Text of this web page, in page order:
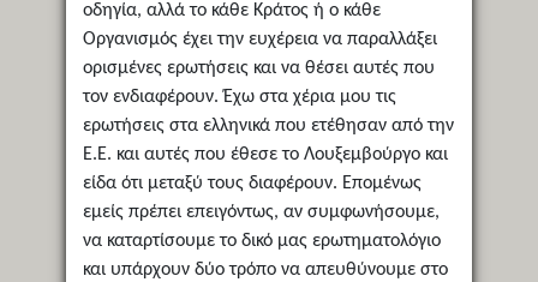
οδηγία, αλλά το κάθε Κράτος ή ο κάθε
Οργανισμός έχει την ευχέρεια να παραλλάξει
ορισμένες ερωτήσεις και να θέσει αυτές που
τον ενδιαφέρουν. Έχω στα χέρια μου τις
ερωτήσεις στα ελληνικά που ετέθησαν από την
Ε.Ε. και αυτές που έθεσε το Λουξεμβούργο και
είδα ότι μεταξύ τους διαφέρουν. Επομένως
εμείς πρέπει επειγόντως, αν συμφωνήσουμε,
να καταρτίσουμε το δικό μας ερωτηματολόγιο
και υπάρχουν δύο τρόπο να απευθύνουμε στο